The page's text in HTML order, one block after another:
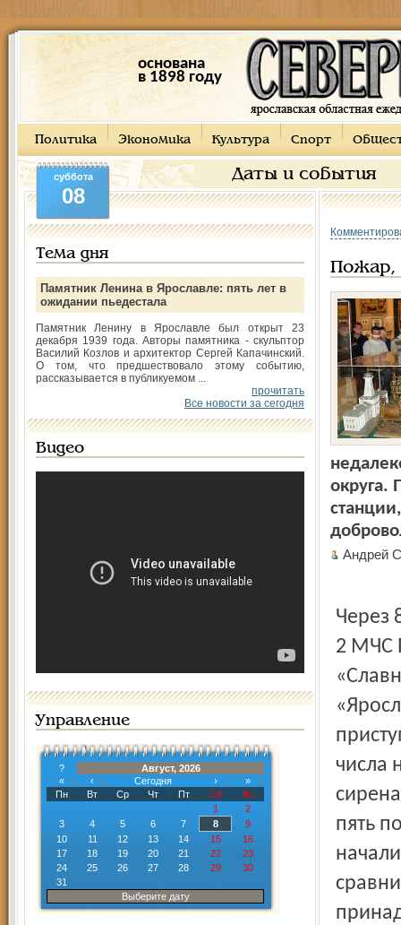
основана
в 1898 году
Политика Экономика Культура Спорт
Даты и события
суббота
08
Тема дня
Памятник Ленина в Ярославле: пять лет в
ожидании пьедестала
Памятник Ленину в Ярославле был открыт 23
декабря 1939 года. Авторы памятника - скульптор
Василий Козлов и архитектор Сергей Капачинский.
О том, что предшествовало этому событию,
рассказывается в публикуемом ...
прочитать
Все новости за сегодня
Видео
Управление
?
Август, 2026
«
‹ Сегодня ›
»
Пн
Вт Ср Чт Пт Сб
Вс
1
2
3
4 5 6 7 8
9
10
11 12 13 14 15
16
17
18 19 20 21 22
23
24
25 26 27 28 29
30
31
Выберите дату
Пожар,
округа.
Андрей
Через
2 МЧС
числа
пять